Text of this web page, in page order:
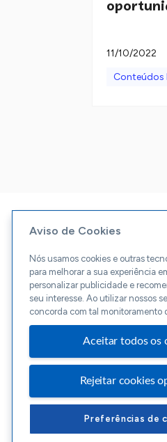
11/10/2022
Conteúdos
Aviso de Cookies
Nós usamos cookies e outras
para melhorar a sua experiência
personalizar publicidade e
seu interesse. Ao utilizar nossos
concorda com tal monitoramento
Aceitar todos os
Rejeitar cookies
Preferências de